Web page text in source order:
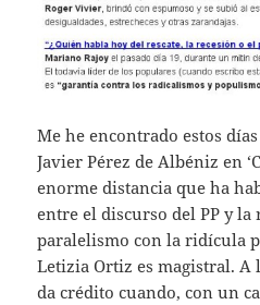
Me he encontrado estos
Javier Pérez de Albéniz en
enorme distancia que ha
entre el discurso del PP y la
paralelismo con la ridícula
Letizia Ortiz es magistral. A
da crédito cuando, con un